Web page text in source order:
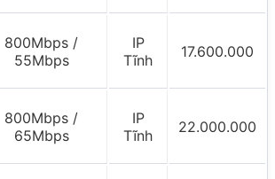
800Mbps /
55Mbps
IP
Tĩnh
17.600.000
800Mbps /
65Mbps
IP
Tĩnh
22.000.000